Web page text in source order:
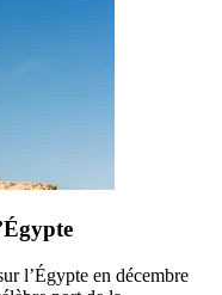
l’Égypte en décembre